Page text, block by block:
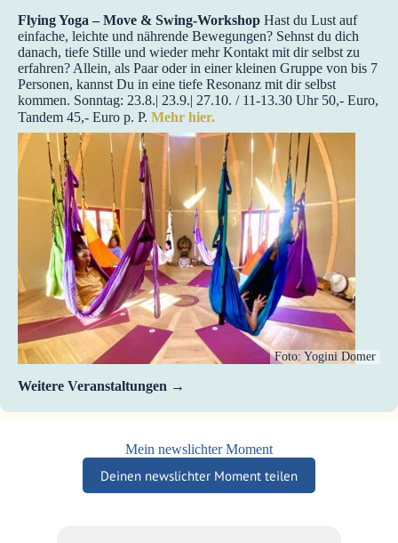
Flying Yoga – Move & Swing-Workshop Hast du Lust auf
einfache, leichte und nährende Bewegungen? Sehnst du dich
danach, tiefe Stille und wieder mehr Kontakt mit dir selbst zu
erfahren? Allein, als Paar oder in einer kleinen Gruppe von bis 7
Personen, kannst Du in eine tiefe Resonanz mit dir selbst
kommen. Sonntag: 23.8.| 23.9.| 27.10. / 11-13.30 Uhr 50,- Euro,
Tandem 45,- Euro p. P. Mehr hier.
Foto: Yogini Domer
Weitere Veranstaltungen
Mein newslichter Moment
Deinen newslichter Moment teilen